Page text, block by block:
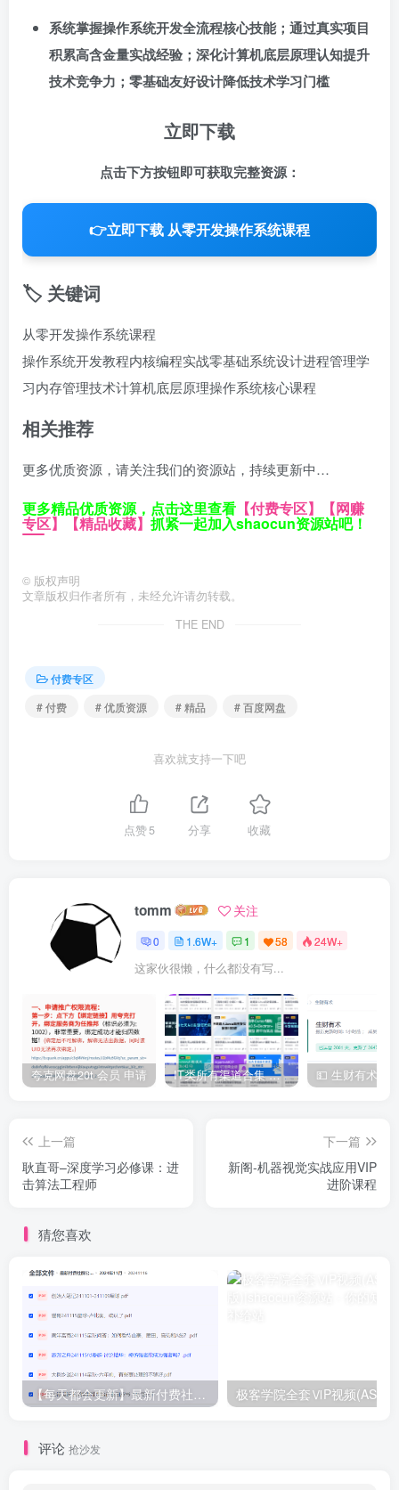
系统掌握操作系统开发全流程核心技能；通过真实项目
积累高含金量实战经验；深化计算机底层原理认知提升
技术竞争力；零基础友好设计降低技术学习门槛
立即下载
点击下方按钮即可获取完整资源：
👉立即下载 从零开发操作系统课程
🏷️ 关键词
从零开发操作系统课程
操作系统开发教程内核编程实战零基础系统设计进程管理学
习内存管理技术计算机底层原理操作系统核心课程
相关推荐
更多优质资源，请关注我们的资源站，持续更新中…
更多精品优质资源，点击这里查看 【付费专区】 【网赚
专区】 【精品收藏】 抓紧一起加入shaocun资源站吧！
© 版权声明
文章版权归作者所有，未经允许请勿转载。
THE END
付费专区
# 付费
# 优质资源 # 精品 # 百度网盘
喜欢就支持一下吧
点赞5 分享 收藏
tomm 关注
0 1.6W+ 1 58 24W+
这家伙很懒，什么都没有写...
夸克网盘20t 会员 申请 IT类所有渠道合集 持续日更，目前近四千多条资源 年费用户微信私信获取权限
上一篇
耿直哥–深度学习必修课：进
击算法工程师
下一篇
新阁-机器视觉实战应用VIP
进阶课程
猜您喜欢
【每天都会更新】最新付费社群公众号文章 极客学院全套ⅥP视频(AS版)
评论 抢沙发